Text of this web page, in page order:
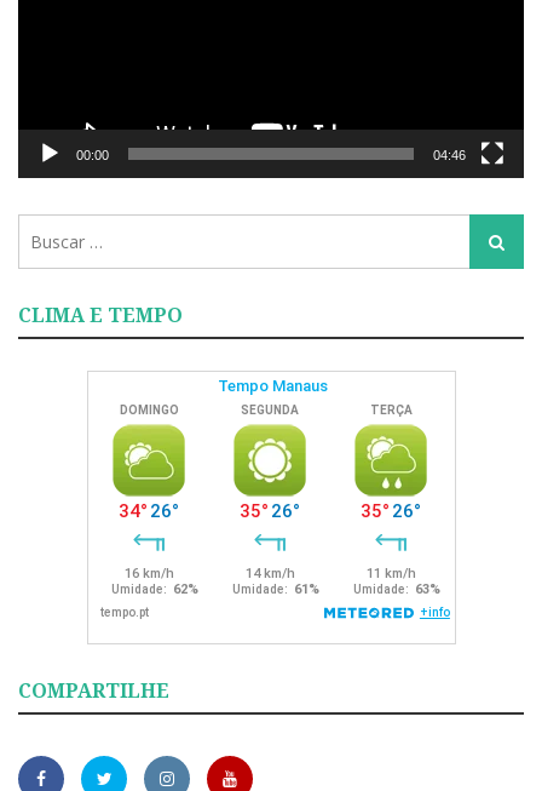
00:00 04:46
para:
Busca
CLIMA E TEMPO
COMPARTILHE